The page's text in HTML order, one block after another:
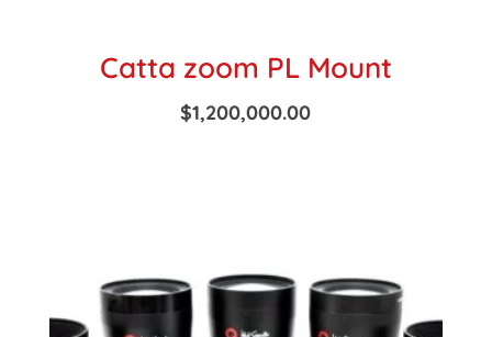
Catta zoom PL Mount
$1,200,000.00